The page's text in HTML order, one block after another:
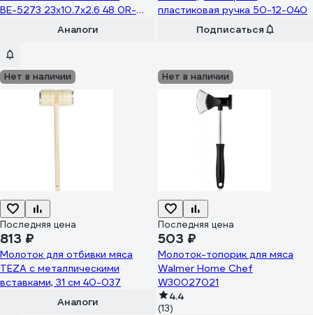
ВЕ-5273 23x10.7x2.6 48 0R-
Аналоги
пластиковая ручка 50-12-040
Подписаться
Нет в наличии
Последняя цена
813 ₽
Молоток для отбивки мяса
TEZA с металлическими
вставками, 31 см 40-037
Аналоги
Нет в наличии
Последняя цена
503 ₽
Молоток-топорик для мяса
Walmer Home Chef
W30027021
4.4
(13)